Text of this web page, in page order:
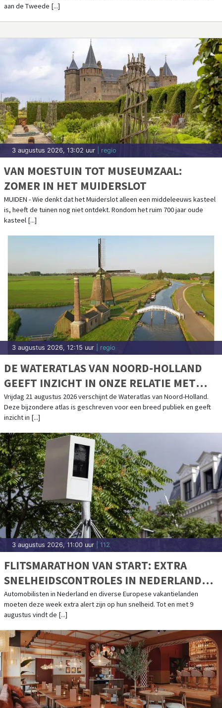
aan de Tweede [...]
3 augustus 2026, 13:02 uur | regio
VAN MOESTUIN TOT MUSEUMZAAL:
ZOMER IN HET MUIDERSLOT
MUIDEN - Wie denkt dat het Muiderslot alleen een middeleeuws kasteel
is, heeft de tuinen nog niet ontdekt. Rondom het ruim 700 jaar oude
kasteel [...]
3 augustus 2026, 12:15 uur | regio
DE WATERATLAS VAN NOORD-HOLLAND
GEEFT INZICHT IN ONZE RELATIE MET
WATER
Vrijdag 21 augustus 2026 verschijnt de Wateratlas van Noord-Holland.
Deze bijzondere atlas is geschreven voor een breed publiek en geeft
inzicht in [...]
3 augustus 2026, 11:00 uur | 112
FLITSMARATHON VAN START: EXTRA
SNELHEIDSCONTROLES IN NEDERLAND
EN POPULAIRE VAKANTIELANDEN
Automobilisten in Nederland en diverse Europese vakantielanden
moeten deze week extra alert zijn op hun snelheid. Tot en met 9
augustus vindt de [...]